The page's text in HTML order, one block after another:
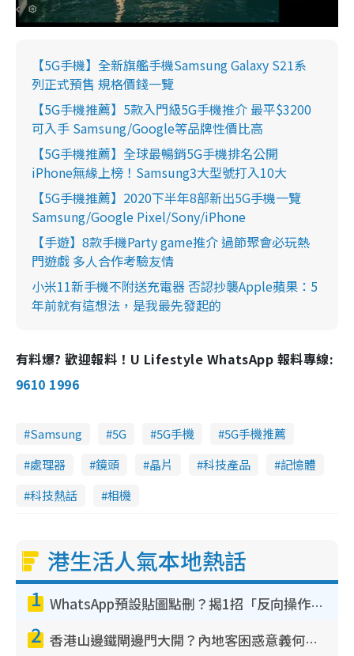
【5G手機】全新旗艦手機Samsung Galaxy S21系
列正式預售 規格價錢一覽
【5G手機推薦】5款入門級5G手機推介 最平$3200
可入手 Samsung/Google等品牌性價比高
【5G手機推薦】全球最暢銷5G手機排名公開
iPhone無緣上榜！Samsung3大型號打入10大
【5G手機推薦】2020下半年8部新出5G手機一覽
Samsung/Google Pixel/Sony/iPhone
【手遊】8款手機Party game推介 過節聚會必玩熱
門遊戲 多人合作考驗友情
小米11新手機不附送充電器 否認抄襲Apple蘋果：5
年前就有這想法，是我最先發起的
有料爆? 歡迎報料！U Lifestyle WhatsApp 報料專線:
9610 1996
Samsung 5G 5G手機
5G手機推薦
處理器
鏡頭 晶片 科技產品
記憶體
科技熱話
相機
港生活人氣本地熱話
1 WhatsApp預設貼圖點刪？揭1招「反向操作」還原簡潔介面 附3步實測教學
2 香港山邊鐵閘邊門大開？內地客困惑意義何在！網民神回覆：呢種叫法理性防禦